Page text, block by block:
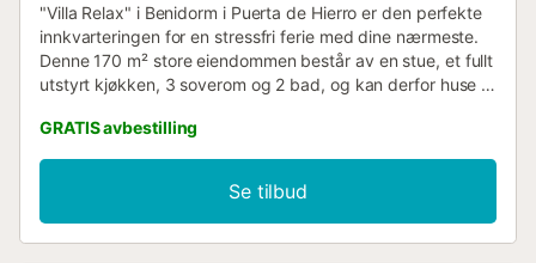
"Villa Relax" i Benidorm i Puerta de Hierro er den perfekte
innkvarteringen for en stressfri ferie med dine nærmeste.
Denne 170 m² store eiendommen består av en stue, et fullt
utstyrt kjøkken, 3 soverom og 2 bad, og kan derfor huse 6
gjester kan bo i huset. Ytterligere fasiliteter inkluderer
høyhastighets Wi-Fi, klimaanlegg, TV, samt barnebøker og
leker. En barneseng er også tilgjengelig. Ditt private
uteområde inkluderer et natursteinsbasseng med
strandlignende inngang, en hage, en overbygd terrasse,
GRATIS avbestilling
Se tilbud